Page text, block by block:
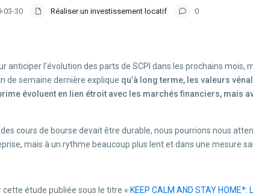
03-30 Réaliser un investissement locatif 0
anticiper l’évolution des parts de SCPI dans les prochains mois,
de semaine dernière explique qu’à long terme, les valeurs
évoluent en lien étroit avec les marchés financiers, mais
cours de bourse devait être durable, nous pourrions nous
mais à un rythme beaucoup plus lent et dans une mesure
étude publiée sous le titre « KEEP CALM AND STAY HOME*: